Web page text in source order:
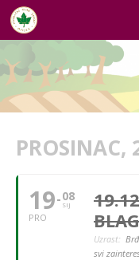
Skip to content
PROSINAC,
19
PRO
08
SIJ
Uzrast:
svi